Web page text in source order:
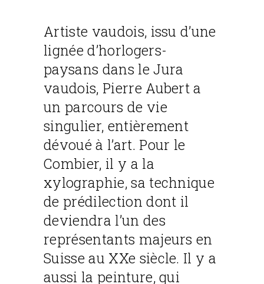
Artiste vaudois, issu d’une
lignée d’horlogers-
paysans dans le Jura
vaudois, Pierre Aubert a
un parcours de vie
singulier, entièrement
dévoué à l’art. Pour le
Combier, il y a la
xylographie, sa technique
de prédilection dont il
deviendra l’un des
représentants majeurs en
Suisse au XXe siècle. Il y a
aussi la peinture, qui